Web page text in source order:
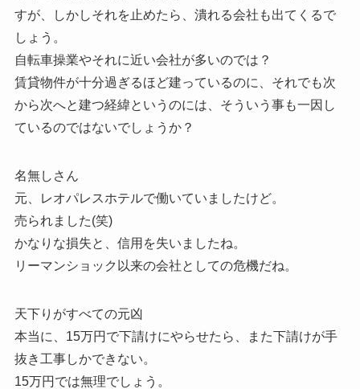
すが、しかしそれを止めたら、潰れる会社も出てくるで
しょう。
自転車操業やそれに近い会社が多いのでは？
賃貸物件が十分過ぎるほど建っているのに、それでも次
から次へと建つ経緯というのには、そういう事も一因し
ているのではないでしょうか？
名無しさん
元、レオパレスホテルで働いていましたけど。
売られました(笑)
かなりな損失と、信用を失いましたね。
リーマンショック以来の会社としての危機だね。
天下りがすべての元凶
本当に、15万円で下請けにやらせたら、また下請けが手
抜き工事しかできない。
15万円では無理でしょう。